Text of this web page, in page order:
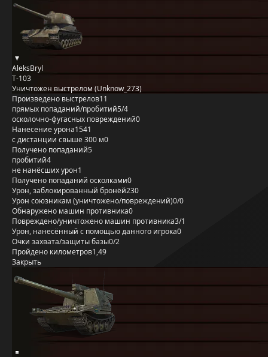
AleksBryl
Т-103
Уничтожен выстрелом (Unknow_273)
Произведено выстрелов11
прямых попаданий/пробитий5/4
осколочно-фугасных повреждений0
Нанесение урона1541
с дистанции свыше 300 м0
Получено попаданий5
пробитий4
не нанёсших урон1
Получено попаданий осколками0
Урон, заблокированный бронёй230
Урон союзникам (уничтожено/повреждений)0/0
Обнаружено машин противника0
Повреждено/уничтожено машин противника3/1
Урон, нанесённый с помощью данного игрока0
Очки захвата/защиты базы0/2
Пройдено километров1,49
Закрыть